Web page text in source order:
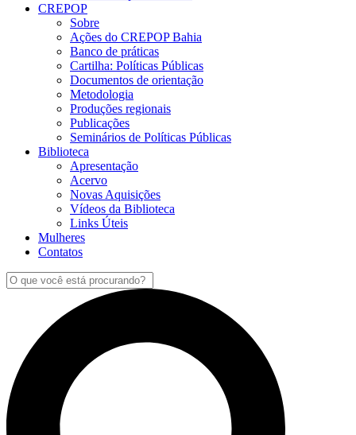
CREPOP
Sobre
Ações do CREPOP Bahia
Banco de práticas
Cartilha: Políticas Públicas
Documentos de orientação
Metodologia
Produções regionais
Publicações
Seminários de Políticas Públicas
Biblioteca
Apresentação
Acervo
Novas Aquisições
Vídeos da Biblioteca
Links Úteis
Mulheres
Contatos